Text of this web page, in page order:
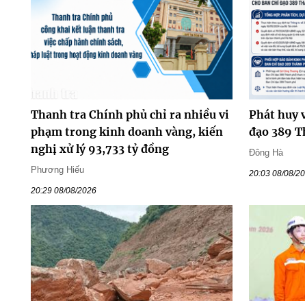
Thanh tra Chính phủ chỉ ra nhiều vi
phạm trong kinh doanh vàng, kiến
nghị xử lý 93,733 tỷ đồng
Phương Hiếu
20:29 08/08/2026
Phát huy
đạo 389
Đông Hà
20:03 08/08/